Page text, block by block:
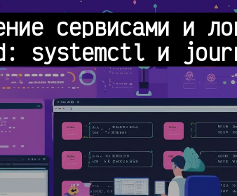
сервисами и
systemctl и